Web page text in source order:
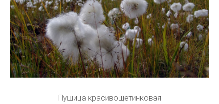
Пушица красивощетинковая